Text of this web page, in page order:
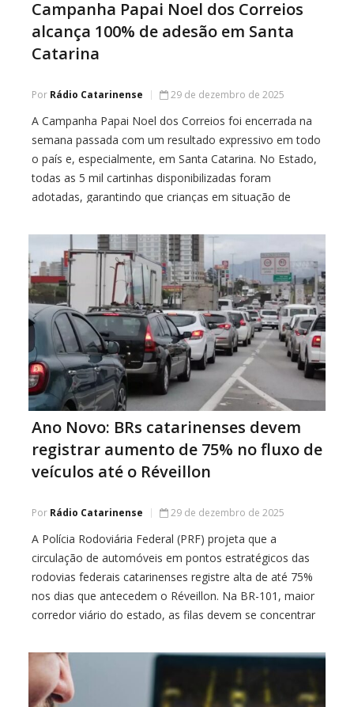
Campanha Papai Noel dos Correios
alcança 100% de adesão em Santa
Catarina
Por Rádio Catarinense 29 de dezembro de 2025
A Campanha Papai Noel dos Correios foi encerrada na
semana passada com um resultado expressivo em todo
o país e, especialmente, em Santa Catarina. No Estado,
todas as 5 mil cartinhas disponibilizadas foram
adotadas, garantindo que crianças em situação de
atendidos. Em nível nacional, a campanha chegou à
marca […]
Ano Novo: BRs catarinenses devem
registrar aumento de 75% no fluxo de
veículos até o Réveillon
Por Rádio Catarinense 29 de dezembro de 2025
A Polícia Rodoviária Federal (PRF) projeta que a
circulação de automóveis em pontos estratégicos das
rodovias federais catarinenses registre alta de até 75%
nos dias que antecedem o Réveillon. Na BR-101, maior
corredor viário do estado, as filas devem se concentrar
demanda de turistas para a virada […]